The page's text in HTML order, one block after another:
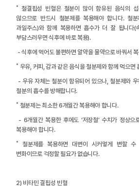
˚ 철결핍성 빈혈은 철분이 많이 함유된 음식의 섭
않으므로 반드시 철분제를 복용해야 합니다. 철
과일주스)와 함께 복용하면 흡수가 더 잘 됩니다(
부담스러우면 식후에 바로 복용).
- 식후에 먹어도 불편하면 알약을 물약으로 바꿔서
˚ 우유, 커피, 감과 같은 음식을 철분제와 함께 먹으면
- 우유 자체는 철분이 함유되어 있으나, 철분제와
철분의 흡수를 방해합니다.
˚ 철분제는 최소한 6개월간 복용해야 합니다.
- 6개월간 복용한 후에도 ‘저장철’ 수치가 정상으
복용해야 합니다.
˚ 철분제를 복용하면 대변이 시커멓게 변할 수
변화이므로 걱정할 필요가 없습니다.
2) 비타민 결핍성 빈혈